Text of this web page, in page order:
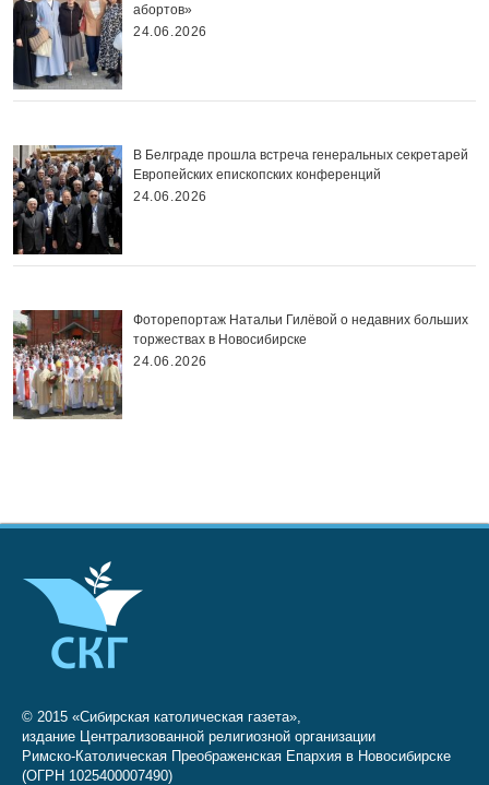
абортов»
24.06.2026
В Белграде прошла встреча генеральных секретарей
Европейских епископских конференций
24.06.2026
Фоторепортаж Натальи Гилёвой о недавних больших
торжествах в Новосибирске
24.06.2026
© 2015 «Сибирская католическая газета»,
издание Централизованной религиозной организации
Римско-Католическая Преображенская Епархия в Новосибирске
(ОГРН 1025400007490)